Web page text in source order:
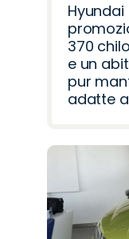
Hyundai
370
e un
pur
adatte